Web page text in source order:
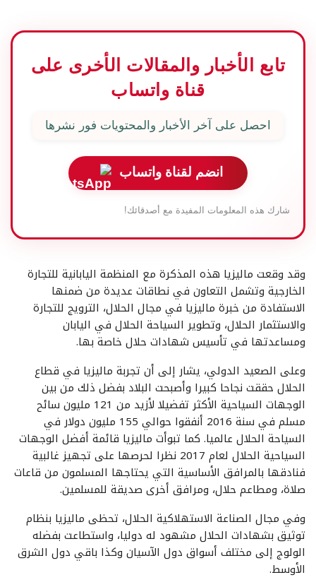
تابع الأخبار والمقالات الأخرى على
قناة واتساب
احصل على آخر الأخبار والمحتويات فور نشرها
انضم لقناة واتساب
شارك هذه المعلومات المفيدة مع أصدقائك!
وقد وقعت ماليزيا هذه المذكرة مع المنظمة اليابانية للتجارة
الخارجية وتشمل التعاون في نطاقات عديدة من ضمنها
الاستفادة من خبرة ماليزيا في مجال الحلال، الترويج للتجارة
والاستثمار الحلال، وتطوير السياحة الحلال في اليابان
ومساعدتها في تأسيس شهادات حلال خاصة بها.
وعلى الصعيد الدولي، يشار إلى أن تجربة ماليزيا في قطاع
الحلال حققت نجاحا كبيرا وأصبحت البلاد بفضل ذلك من بين
الوجهات السياحية الأكثر تفضيلا لأزيد من 121 مليون سائح
مسلم في سنة 2016 أنفقوا حوالي 155 مليون دولار في
السياحة الحلال عالميا. كما تبوأت ماليزيا قائمة أفضل الوجهات
السياحية الحلال لعام 2017 نظرا لحرصها على تجهيز غالبية
فنادقها بالمرافق الأساسية التي يحتاجها المسلمون من قاعات
صلاة، ومطاعم حلال، ومرافق أخرى صديقة للمسلمين.
وفي مجال الصناعة الاستهلاكية الحلال، تحظى ماليزيا بنظام
توثيق بشهادات الحلال مشهود له دوليا، واستطاعت بفضله
الولوج إلى مختلف أسواق دول الآسيان وكذا باقي دول الشرق
الأوسط.